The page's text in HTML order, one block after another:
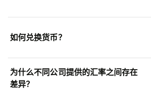
如何兑换货币？
为什么不同公司提供的汇率之间存在
差异？